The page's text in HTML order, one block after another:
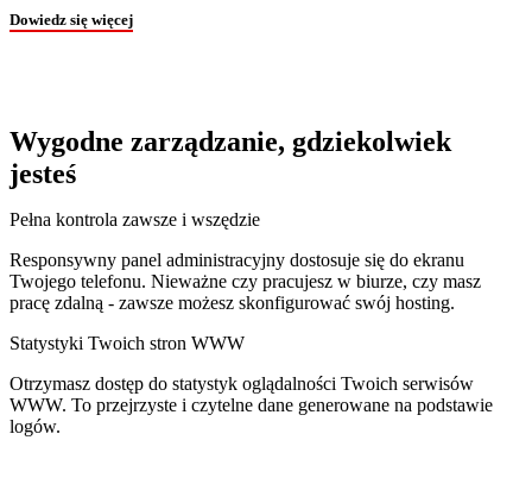
Dowiedz się więcej
Wygodne zarządzanie, gdziekolwiek
jesteś
Pełna kontrola zawsze i wszędzie
Responsywny panel administracyjny dostosuje się do ekranu
Twojego telefonu. Nieważne czy pracujesz w biurze, czy masz
pracę zdalną - zawsze możesz skonfigurować swój hosting.
Statystyki Twoich stron WWW
Otrzymasz dostęp do statystyk oglądalności Twoich serwisów
WWW. To przejrzyste i czytelne dane generowane na podstawie
logów.